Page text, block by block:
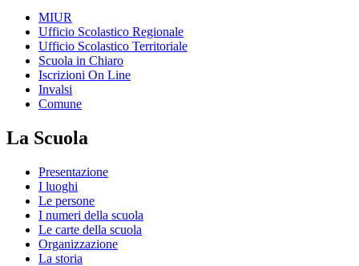
MIUR
Ufficio Scolastico Regionale
Ufficio Scolastico Territoriale
Scuola in Chiaro
Iscrizioni On Line
Invalsi
Comune
La Scuola
Presentazione
I luoghi
Le persone
I numeri della scuola
Le carte della scuola
Organizzazione
La storia